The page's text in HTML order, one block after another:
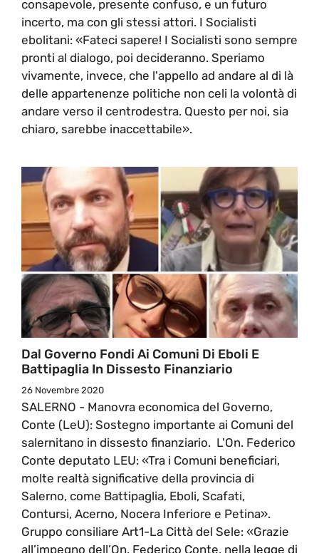
consapevole, presente confuso, e un futuro
incerto, ma con gli stessi attori. I Socialisti
ebolitani: «Fateci sapere! I Socialisti sono sempre
pronti al dialogo, poi decideranno. Speriamo
vivamente, invece, che l'appello ad andare al di là
delle appartenenze politiche non celi la volontà di
andare verso il centrodestra. Questo per noi, sia
chiaro, sarebbe inaccettabile».
Dal Governo Fondi Ai Comuni Di Eboli E
Battipaglia In Dissesto Finanziario
26 Novembre 2020
SALERNO - Manovra economica del Governo,
Conte (LeU): Sostegno importante ai Comuni del
salernitano in dissesto finanziario. L'On. Federico
Conte deputato LEU: «Tra i Comuni beneficiari,
molte realtà significative della provincia di
Salerno, come Battipaglia, Eboli, Scafati,
Contursi, Acerno, Nocera Inferiore e Petina».
Gruppo consiliare Art1-La Città del Sele: «Grazie
all’impegno dell’On. Federico Conte, nella legge di